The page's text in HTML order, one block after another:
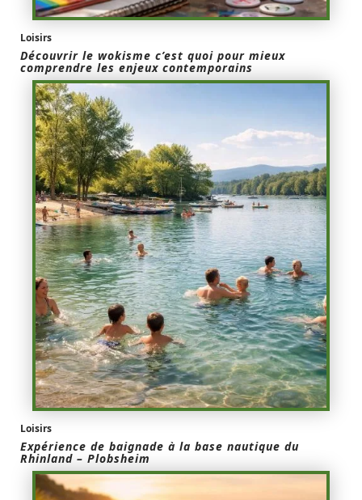
Loisirs
Découvrir le wokisme c’est quoi pour mieux
comprendre les enjeux contemporains
Loisirs
Expérience de baignade à la base nautique du
Rhinland – Plobsheim